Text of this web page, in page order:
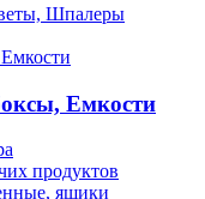
Шпалеры
Емкости
продуктов
ящики